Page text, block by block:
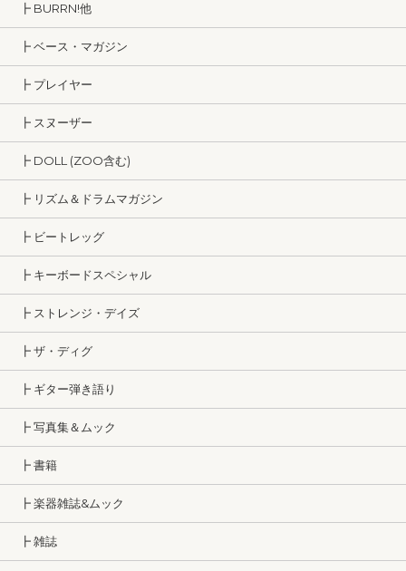
┣ BURRN!他
┣ ベース・マガジン
┣ プレイヤー
┣ スヌーザー
┣ DOLL (ZOO含む)
┣ リズム＆ドラムマガジン
┣ ビートレッグ
┣ キーボードスペシャル
┣ ストレンジ・デイズ
┣ ザ・ディグ
┣ ギター弾き語り
┣ 写真集＆ムック
┣ 書籍
┣ 楽器雑誌&ムック
┣ 雑誌